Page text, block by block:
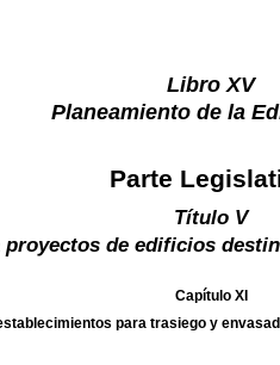
Libro XV
Planeamiento de la
Parte
Título V
proyectos de edificios
Capítulo XI
para trasiego y